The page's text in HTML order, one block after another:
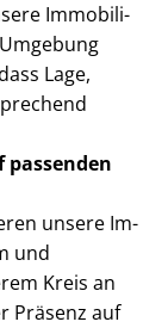
Im­mo­bi­li­
Lage,
passenden
unsere Im­
und
Kreis an
Präsenz auf